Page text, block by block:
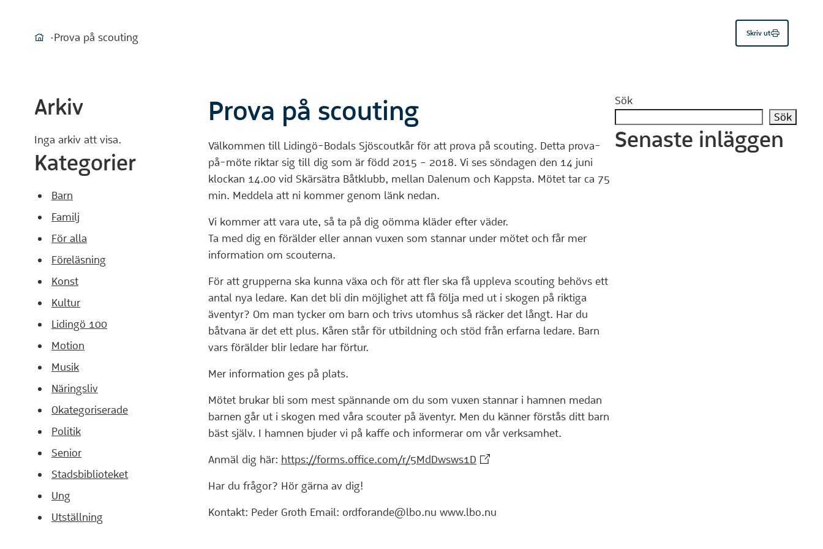
Du är här:
Hem
Prova på scouting Skriv ut
Arkiv
Inga arkiv att visa.
Kategorier
Barn
Familj
För alla
Föreläsning
Konst
Kultur
Lidingö 100
Motion
Musik
Näringsliv
Okategoriserade
Politik
Senior
Stadsbiblioteket
Ung
Utställning
Prova på scouting
Välkommen till Lidingö-Bodals Sjöscoutkår för att prova på scouting. Detta prova-
på-möte riktar sig till dig som är född 2015 – 2018. Vi ses söndagen den 14 juni
klockan 14.00 vid Skärsätra Båtklubb, mellan Dalenum och Kappsta. Mötet tar ca 75
min. Meddela att ni kommer genom länk nedan.
Vi kommer att vara ute, så ta på dig oömma kläder efter väder.
Ta med dig en förälder eller annan vuxen som stannar under mötet och får mer
information om scouterna.
För att grupperna ska kunna växa och för att fler ska få uppleva scouting behövs ett
antal nya ledare. Kan det bli din möjlighet att få följa med ut i skogen på riktiga
äventyr? Om man tycker om barn och trivs utomhus så räcker det långt. Har du
båtvana är det ett plus. Kåren står för utbildning och stöd från erfarna ledare. Barn
vars förälder blir ledare har förtur.
Mer information ges på plats.
Mötet brukar bli som mest spännande om du som vuxen stannar i hamnen medan
barnen går ut i skogen med våra scouter på äventyr. Men du känner förstås ditt barn
bäst själv. I hamnen bjuder vi på kaffe och informerar om vår verksamhet.
Anmäl dig här: https://forms.office.com/r/5MdDwsws1D (Extern webbplats)
Har du frågor? Hör gärna av dig!
Kontakt: Peder Groth Email: ordforande@lbo.nu www.lbo.nu
Sök
Sök
Senaste inläggen